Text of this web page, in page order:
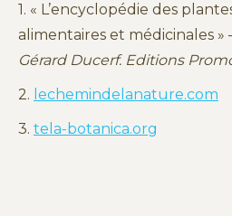
1. « L’encyclopédie des
alimentaires et médicinales »
Gérard Ducerf. Editions
2. lechemindelanature.com
3. tela-botanica.org